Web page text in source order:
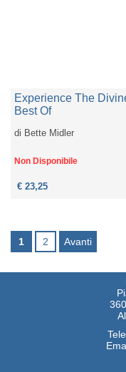
Experience The
Best Of
di Bette Midler
Non Disponibile
€ 23,25
1 2 Avanti